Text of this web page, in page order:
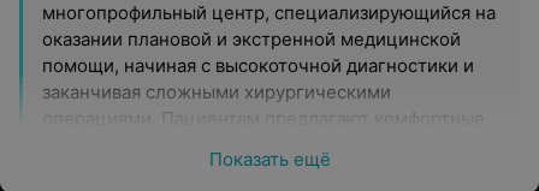
многопрофильный центр, специализирующийся на
оказании плановой и экстренной медицинской
помощи, начиная с высокоточной диагностики и
заканчивая сложными хирургическими
операциями. Пациентам предлагают комфортные
лабораторные исследования, широкий спектр
Показать ещё